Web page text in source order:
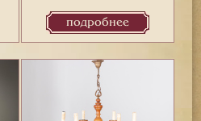
подробнее